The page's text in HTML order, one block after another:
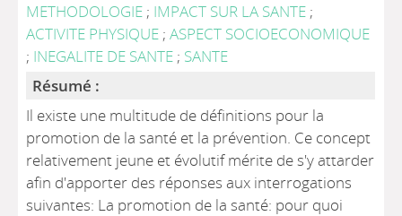
METHODOLOGIE ; IMPACT SUR LA SANTE ;
ACTIVITE PHYSIQUE ;ASPECT SOCIOECONOMIQUE
; INEGALITE DE SANTE ; SANTE
Résumé :
Il existe une multitude de définitions pour la
promotion de la santé et la prévention. Ce concept
relativement jeune et évolutif mérite de s'y attarder
afin d'apporter des réponses aux interrogations
suivantes: La promotion de la santé: pour quoi